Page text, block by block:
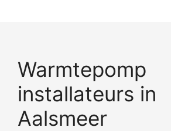
Warmtepomp
installateurs in
Aalsmeer